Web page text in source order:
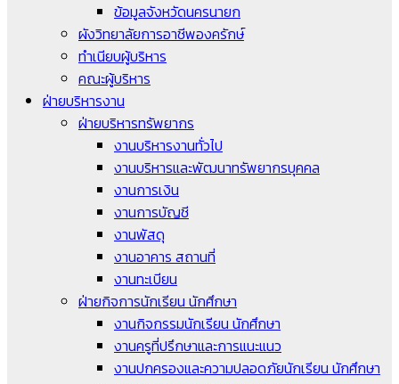
ข้อมูลจังหวัดนครนายก
ผังวิทยาลัยการอาชีพองครักษ์
ทำเนียบผู้บริหาร
คณะผู้บริหาร
ฝ่ายบริหารงาน
ฝ่ายบริหารทรัพยากร
งานบริหารงานทั่วไป
งานบริหารและพัฒนาทรัพยากรบุคคล
งานการเงิน
งานการบัญชี
งานพัสดุ
งานอาคาร สถานที่
งานทะเบียน
ฝ่ายกิจการนักเรียน นักศึกษา
งานกิจกรรมนักเรียน นักศึกษา
งานครูที่ปรึกษาและการแนะแนว
งานปกครองและความปลอดภัยนักเรียน นักศึกษา